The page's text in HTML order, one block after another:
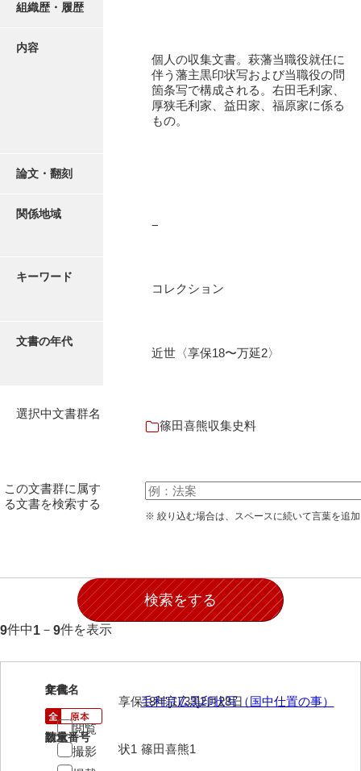
阿武家文書（山口市）
阿武家文書（美祢市）
飯田家文書（福岡県）
池田邦夫所蔵文書
石田家文書（徳山市）
市川家文書
厳島神社祭礼堅田中組水上会講文書
厳島神社念仏踊堅田下組流田会講文書
伊藤家文書（須佐町）
伊藤家文書（山口市）
組織歴・履歴
内容
個人の収集文書。萩藩当職役就任に
伴う藩主黒印状写および当職役の問
箇条写で構成される。右田毛利家、
厚狭毛利家、益田家、福原家に係る
もの。
論文・翻刻
関係地域
−
キーワード
コレクション
文書の年代
近世〈享保18〜万延2〉
選択中文書群名
篠田喜熊収集史料
この文書群に属す
る文書を検索する
※ 絞り込む場合は、スペースに続いて言葉を追
9件中1 － 9件を表示
1
文書名
毛利宗広黒印状写（国中仕置の事）
請求番号
篠田喜熊1
年代
享保18年[1733]2月28日
数量
状1
閲覧
撮影